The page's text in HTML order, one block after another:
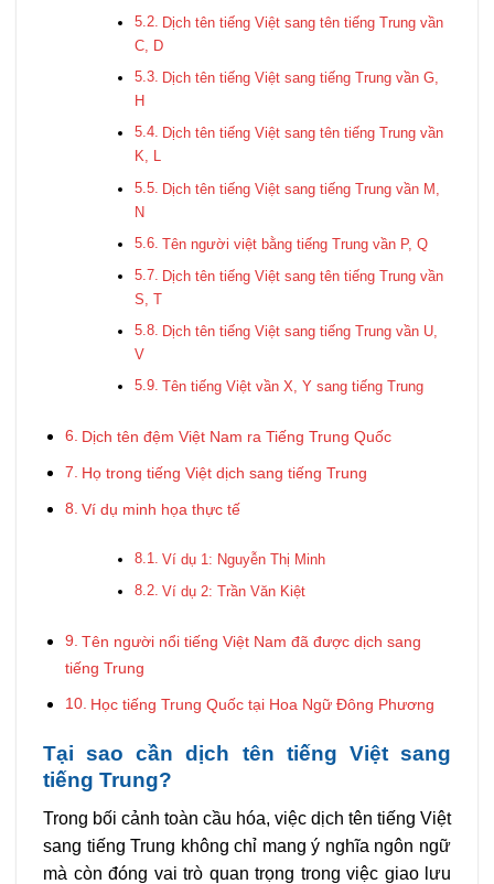
Dịch tên tiếng Việt sang tên tiếng Trung vần
C, D
Dịch tên tiếng Việt sang tiếng Trung vần G,
H
Dịch tên tiếng Việt sang tên tiếng Trung vần
K, L
Dịch tên tiếng Việt sang tiếng Trung vần M,
N
Tên người việt bằng tiếng Trung vần P, Q
Dịch tên tiếng Việt sang tên tiếng Trung vần
S, T
Dịch tên tiếng Việt sang tiếng Trung vần U,
V
Tên tiếng Việt vần X, Y sang tiếng Trung
Dịch tên đệm Việt Nam ra Tiếng Trung Quốc
Họ trong tiếng Việt dịch sang tiếng Trung
Ví dụ minh họa thực tế
Ví dụ 1: Nguyễn Thị Minh
Ví dụ 2: Trần Văn Kiệt
Tên người nổi tiếng Việt Nam đã được dịch sang
tiếng Trung
Học tiếng Trung Quốc tại Hoa Ngữ Đông Phương
Tại sao cần dịch tên tiếng Việt sang
tiếng Trung?
Trong bối cảnh toàn cầu hóa, việc dịch tên tiếng Việt
sang tiếng Trung không chỉ mang ý nghĩa ngôn ngữ
mà còn đóng vai trò quan trọng trong việc giao lưu